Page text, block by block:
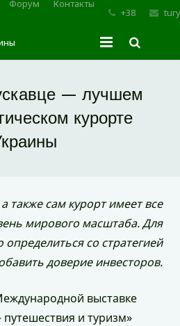
Форум Контакты
+38
— лучшем
курорте
также сам курорт имеет все
мирового масштаба. Для
определиться со стратегией
доверие инвесторов.
выставке
путешествия и туризм»